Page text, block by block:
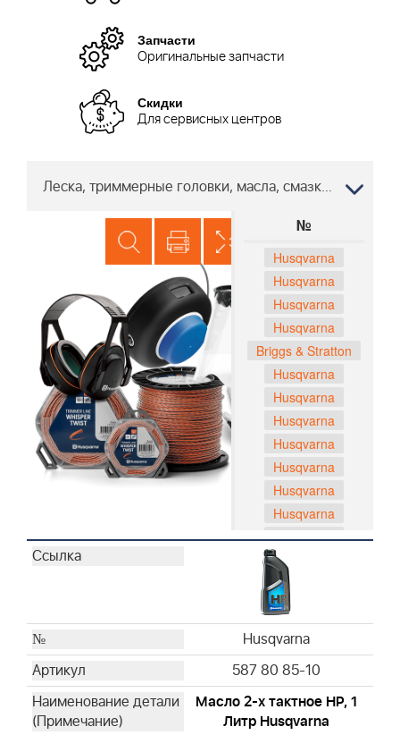
Запчасти
Оригинальные запчасти
Скидки
Для сервисных центров
Леска, триммерные головки, масла, смазки ST 261E 96191003005 2012-09
№
Husqvarna
Husqvarna
Husqvarna
Husqvarna
Briggs & Stratton
Husqvarna
Husqvarna
Husqvarna
Husqvarna
Husqvarna
Husqvarna
Husqvarna
Husqvarna
Husqvarna
Husqvarna
Husqvarna
Husqvarna
Husqvarna
Husqvarna
Husqvarna
Husqvarna
Husqvarna
587 80 85-10
Масло 2-х тактное HP, 1
Литр Husqvarna